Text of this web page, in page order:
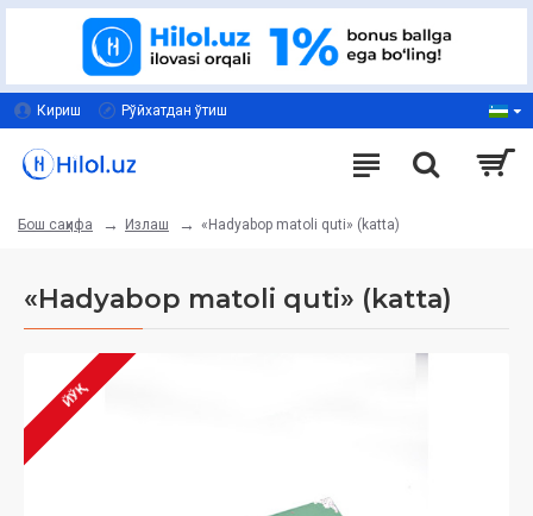
Кириш Рўйхатдан ўтиш
Бош саҳифа Излаш «Hadyabop matoli quti» (katta)
«Hadyabop matoli quti» (katta)
ЙЎҚ